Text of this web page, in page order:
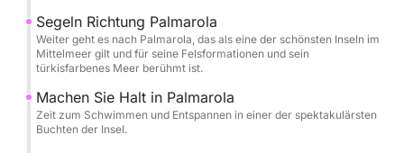
Schnorcheln und Seabob. Strandtücher stehen für
Sie bereit. Mehrere Badestopps in den schönsten
Buchten der Inseln sind geplant.
An Bord wird den ganzen Tag über ein Mittagessen
Segeln Richtung Palmarola
Weiter geht es nach Palmarola, das als eine der schönsten Inseln im
Mittelmeer gilt und für seine Felsformationen und sein
türkisfarbenes Meer berühmt ist.
Machen Sie Halt in Palmarola
Zeit zum Schwimmen und Entspannen in einer der spektakulärsten
Buchten der Insel.